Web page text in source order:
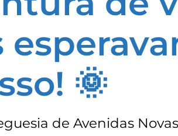
🌞
de Avenidas